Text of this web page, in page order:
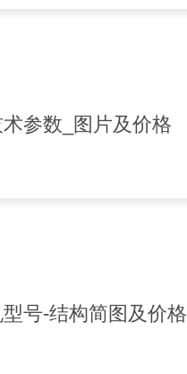
参数_图片及价格
号-结构简图及价格